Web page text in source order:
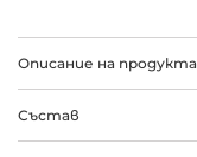
Описание на продукта
Състав